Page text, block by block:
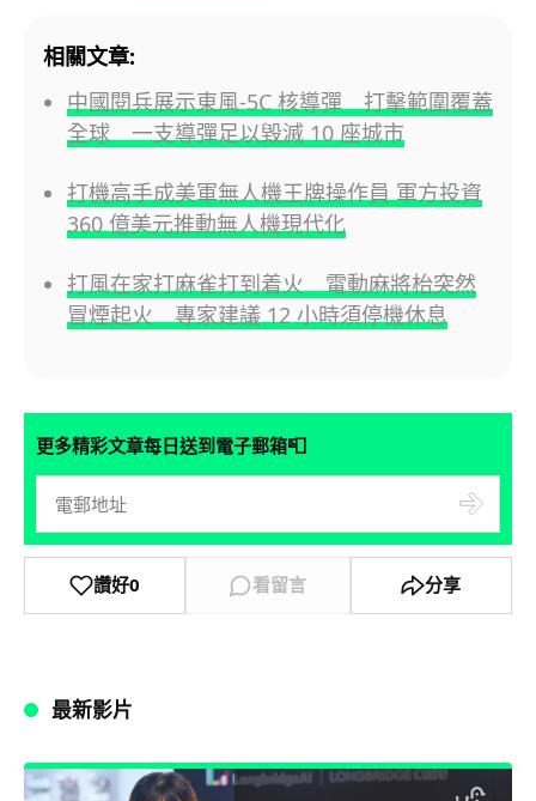
相關文章:
中國閱兵展示東風-5C 核導彈 打擊範圍覆蓋
全球 一支導彈足以毀滅 10 座城市
打機高手成美軍無人機王牌操作員 軍方投資
360 億美元推動無人機現代化
打風在家打麻雀打到着火 電動麻將枱突然
冒煙起火 專家建議 12 小時須停機休息
更多精彩文章每日送到電子郵箱📮
讚好0 看留言 分享
最新影片